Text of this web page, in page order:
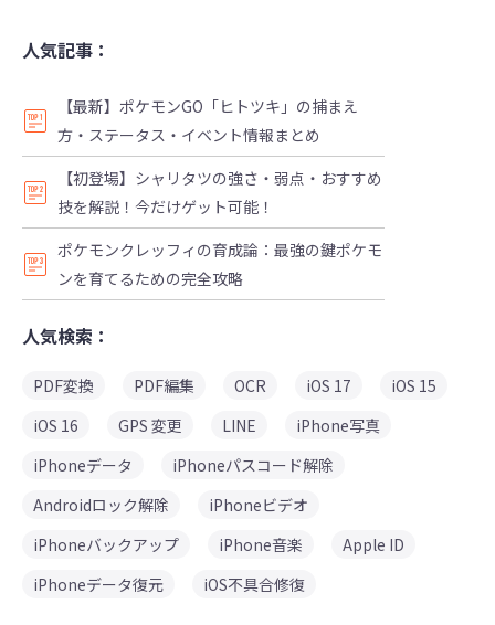
人気記事：
【最新】ポケモンGO「ヒトツキ」の捕まえ
方・ステータス・イベント情報まとめ
【初登場】シャリタツの強さ・弱点・おすすめ
技を解説！今だけゲット可能！
ポケモンクレッフィの育成論：最強の鍵ポケモ
ンを育てるための完全攻略
人気検索：
PDF変換 PDF編集 OCR iOS 17
iOS 15
iOS 16
GPS 変更 LINE
iPhone写真
iPhoneデータ
iPhoneパスコード解除
Androidロック解除
iPhoneビデオ
iPhoneバックアップ
iPhone音楽
Apple ID
iPhoneデータ復元
iOS不具合修復